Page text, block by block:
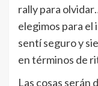
rally para
elegimos para el
sentí seguro y
en términos de
Las cosas serán